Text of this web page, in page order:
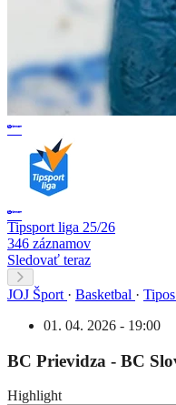
Tipsport liga 25/26
346 záznamov
Sledovať teraz
JOJ Šport · Basketbal ·
01. 04. 2026 - 19:00
BC Prievidza - BC
Highlight